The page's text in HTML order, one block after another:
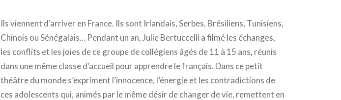
Ils viennent d’arriver en France. Ils sont Irlandais, Serbes, Brésiliens, Tunisiens,
Chinois ou Sénégalais… Pendant un an, Julie Bertuccelli a filmé les échanges,
les conflits et les joies de ce groupe de collégiens âgés de 11 à 15 ans, réunis
dans une même classe d’accueil pour apprendre le français. Dans ce petit
théâtre du monde s’expriment l’innocence, l’énergie et les contradictions de
ces adolescents qui, animés par le même désir de changer de vie, remettent en